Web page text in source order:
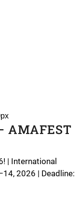
AMAFEST
| International
2026 | Deadline: